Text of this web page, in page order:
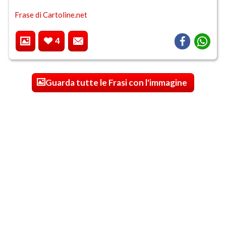
Frase di Cartoline.net
4
Guarda tutte le Frasi con l'immagine